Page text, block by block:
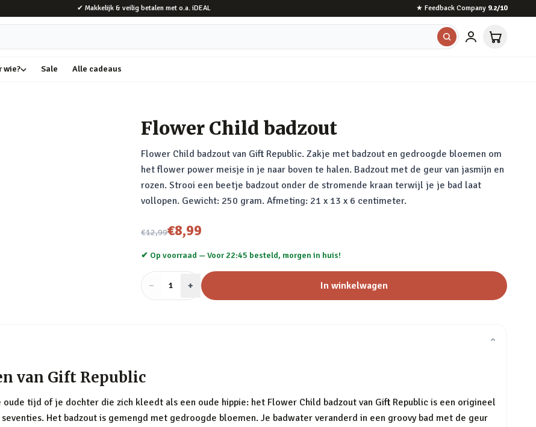
✔ Makkelijk & veilig betalen met o.a. iDEAL ★ Feedback Company 9.2/10
wie? Sale Alle cadeaus
Flower Child badzout
Flower Child badzout van Gift Republic. Zakje met badzout en gedroogde bloemen om
het flower power meisje in je naar boven te halen. Badzout met de geur van jasmijn en
rozen. Strooi een beetje badzout onder de stromende kraan terwijl je je bad laat
vollopen. Gewicht: 250 gram. Afmeting: 21 x 13 x 6 centimeter.
€12,99
Nu voor
€8,99
✔ Op voorraad —Voor 22:45 besteld, morgen in huis!
− Aantal
1 + In winkelwagen
⌄
van Gift Republic
tijd of je dochter die zich kleedt als een oude hippie: het Flower Child badzout van Gift Republic is een origineel
Het badzout is gemengd met gedroogde bloemen. Je badwater veranderd in een groovy bad met de geur